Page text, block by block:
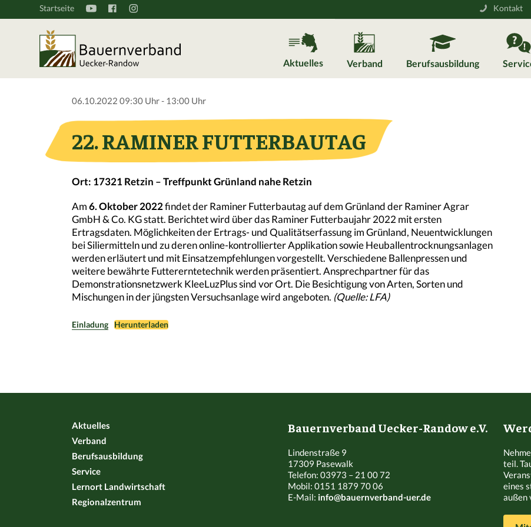
Startseite Kontakt
Aktuelles Verband Berufsausbildung
06.10.2022 09:30 Uhr - 13:00 Uhr
22. RAMINER FUTTERBAUTAG
Ort: 17321 Retzin – Treffpunkt Grünland nahe Retzin
Am6. Oktober 2022findet der Raminer Futterbautag auf dem Grünland der Raminer Agrar
GmbH & Co. KG statt. Berichtet wird über das Raminer Futterbaujahr 2022 mit ersten
Ertragsdaten. Möglichkeiten der Ertrags- und Qualitätserfassung im Grünland, Neuentwicklungen
bei Siliermitteln und zu deren online-kontrollierter Applikation sowie Heuballentrocknungsanlagen
werden erläutert und mit Einsatzempfehlungen vorgestellt. Verschiedene Ballenpressen und
weitere bewährte Futtererntetechnik werden präsentiert. Ansprechpartner für das
Demonstrationsnetzwerk KleeLuzPlus sind vor Ort. Die Besichtigung von Arten, Sorten und
Mischungen in der jüngsten Versuchsanlage wird angeboten. (Quelle: LFA)
Einladung Herunterladen
Aktuelles
Verband
Berufsausbildung
Service
Lernort Landwirtschaft
Regionalzentrum
Bauernverband Uecker-Randow e.V.
Lindenstraße 9
17309 Pasewalk
Telefon: 03973 – 21 00 72
Mobil: 0151 1879 70 06
E-Mail: info@bauernverband-uer.de
teil.
eines